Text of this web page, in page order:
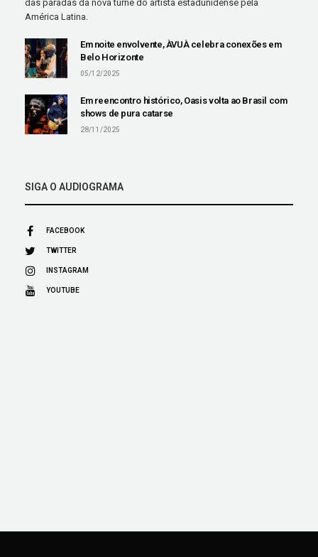
das paradas da nova turnê do artista estadunidense pela
América Latina.
Em noite envolvente, ÀVUÀ celebra conexões em
Belo Horizonte
05/12/2025
Em reencontro histórico, Oasis volta ao Brasil com
shows de pura catarse
28/11/2025
SIGA O AUDIOGRAMA
FACEBOOK
TWITTER
INSTAGRAM
YOUTUBE